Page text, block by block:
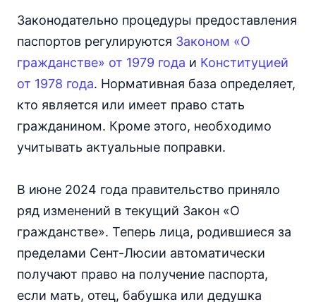
Законодательно процедуры предоставления
паспортов регулируются Законом «О
гражданстве» от 1979 года и Конституцией
от 1978 года. Нормативная база определяет,
кто является или имеет право стать
гражданином. Кроме этого, необходимо
учитывать актуальные поправки.
В июне 2024 года правительство приняло
ряд изменений в текущий Закон «О
гражданстве». Теперь лица, родившиеся за
пределами Сент-Люсии автоматически
получают право на получение паспорта,
если мать, отец, бабушка или дедушка